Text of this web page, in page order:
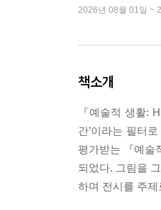
2026년 08월 01일 ~
책소개
『예술적 생활:
간’이라는 필터
평가받는 『예술
되었다. 그림을
하며 전시를 주